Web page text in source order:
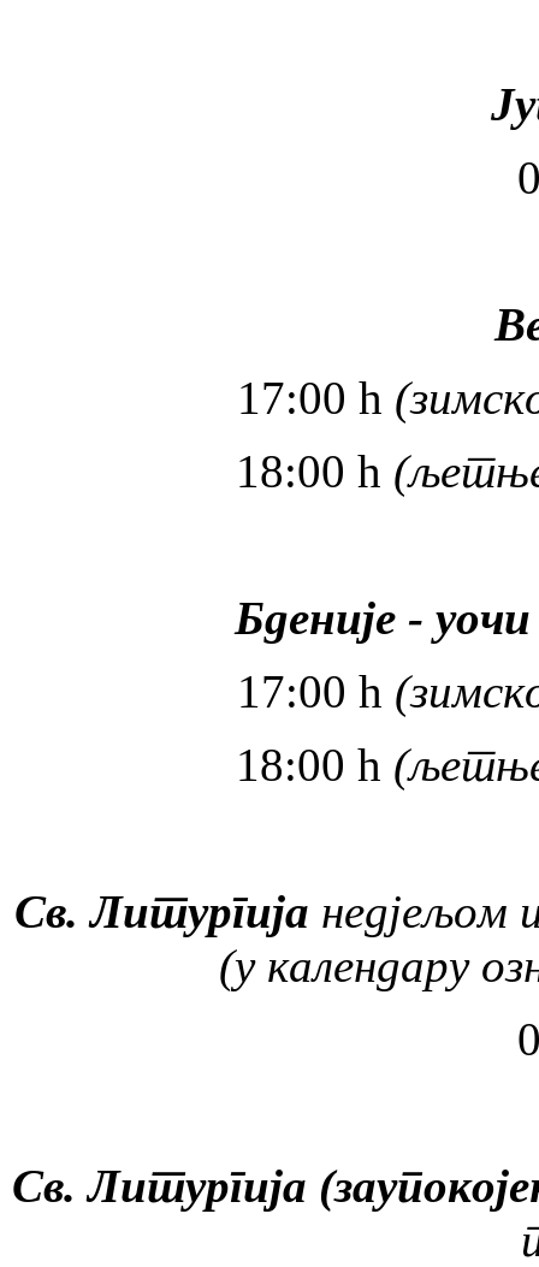
17:00 h
18:00 h
Бденије -
17:00 h
18:00 h
Св. Литургија недјељом
(у календару
Св. Литургија